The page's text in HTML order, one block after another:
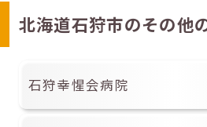
北海道石狩市のその他
石狩幸惺会病院